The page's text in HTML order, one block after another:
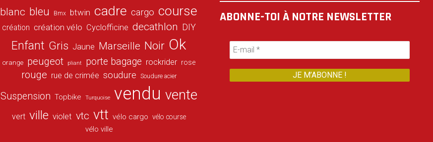
blanc bleu Bmx btwin cadre cargo course
création création vélo Cyclofficine decathlon DIY
Enfant Gris Jaune Marseille Noir Ok
orange peugeot pliant porte bagage rockrider rose
rouge rue de crimée soudure Soudure acier
Suspension Topbike Turquoise vendu vente
vert ville violet vtc vtt vélo cargo vélo course
vélo ville
ABONNE-TOI À NOTRE NEWSLETTER